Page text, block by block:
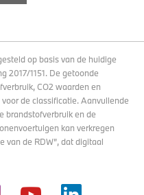
op basis van de huidige
2017/1151. De getoonde
CO2 waarden en
de classificatie. Aanvullende
brandstofverbruik en de
kan verkregen
van de RDW”, dat digitaal